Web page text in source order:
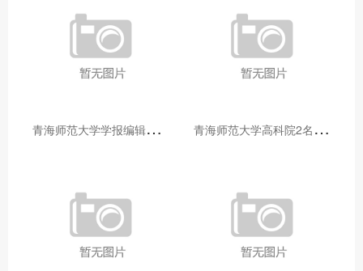
青
海师范大学学报编辑部赴大通县城关镇上毛佰胜村开展帮扶慰问活动 青
海师范大学高科院2名专家当选中国科学院院士